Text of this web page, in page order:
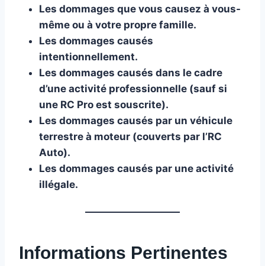
Les dommages que vous causez à vous-
même ou à votre propre famille.
Les dommages causés
intentionnellement.
Les dommages causés dans le cadre
d’une activité professionnelle (sauf si
une RC Pro est souscrite).
Les dommages causés par un véhicule
terrestre à moteur (couverts par l’RC
Auto).
Les dommages causés par une activité
illégale.
Informations Pertinentes